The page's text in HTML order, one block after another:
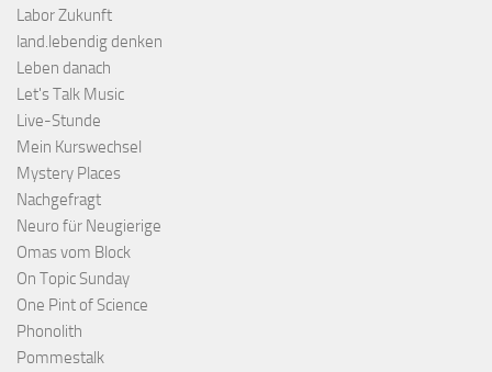
Labor Zukunft
land.lebendig denken
Leben danach
Let's Talk Music
Live-Stunde
Mein Kurswechsel
Mystery Places
Nachgefragt
Neuro für Neugierige
Omas vom Block
On Topic Sunday
One Pint of Science
Phonolith
Pommestalk